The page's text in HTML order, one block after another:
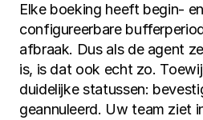
Elke boeking heeft begin-
configureerbare
afbraak. Dus als de agent
is, is dat ook echt zo.
duidelijke statussen:
geannuleerd. Uw team ziet